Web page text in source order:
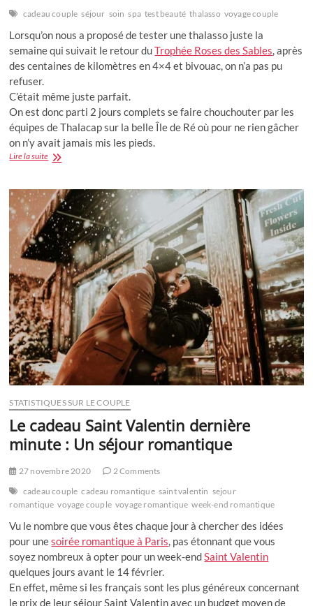
cadeau couple séjour soin spa test beauté thalasso voyage couple
Lorsqu’on nous a proposé de tester une thalasso juste la
semaine qui suivait le retour duTrophée Roses des Sables, après
des centaines de kilomètres en 4×4 et bivouac, on n’a pas pu
refuser.
C’était même juste parfait.
On est donc parti 2 jours complets se faire chouchouter par les
équipes de Thalacap sur la belle Île de Ré où pour ne rien gâcher
on n’y avait jamais mis les pieds.
Lire la suiteNotre
c’était
à
l’île
de
Ré
STATISTIQUES SUR LE COUPLE
Le cadeau Saint Valentin dernière
minute : Un séjour romantique
27 novembre 2020
2 Comments
cadeau couple cadeau romantique saint valentin sejour
romantique voyage couple voyage romantique week-end romantique
Vu le nombre que vous êtes chaque jour à chercher des idées
pour unesoirée romantique à Paris, pas étonnant que vous
soyez nombreux à opter pour un week-endSaint Valentin
quelques jours avant le 14 février.
En effet, même si les français sont les plus généreux concernant
le prix de leur séjour Saint Valentin avec un budget moyen de